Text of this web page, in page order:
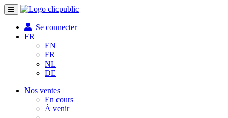
Toggle
navigation
Se connecter
FR
EN
FR
NL
DE
Nos ventes
En cours
À venir